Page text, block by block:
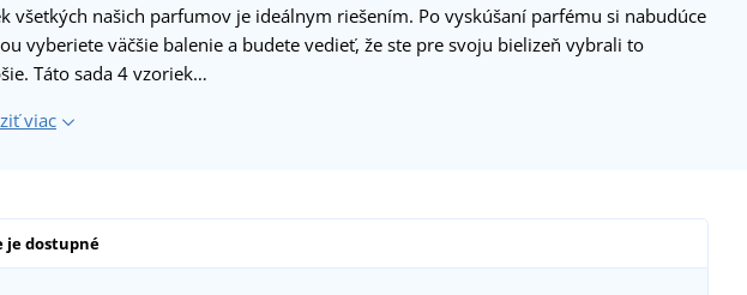
všetkých našich parfumov je ideálnym riešením. Po vyskúšaní parfému si nabudúce
vyberiete väčšie balenie a budete vedieť, že ste pre svoju bielizeň vybrali to
Táto sada 4 vzoriek…
viac
je dostupné